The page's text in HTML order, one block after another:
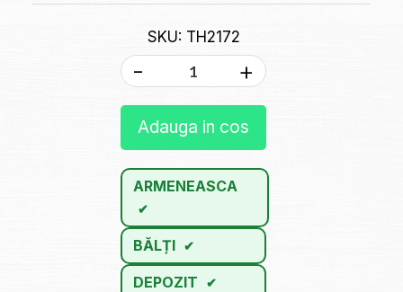
SKU: TH2172
- +
Adauga in cos
ARMENEASCA
BĂLȚI
DEPOZIT